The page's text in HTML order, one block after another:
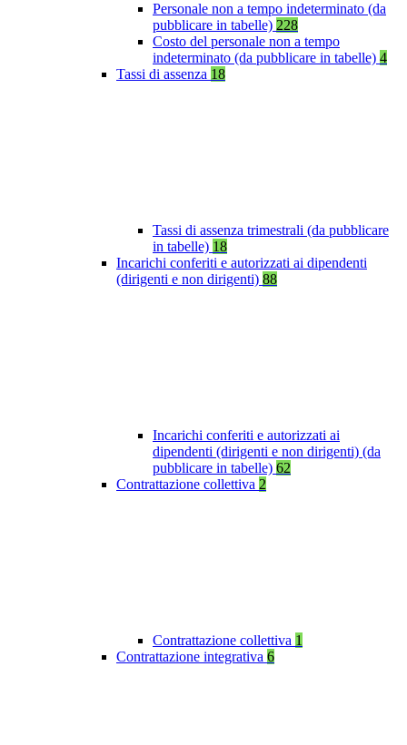
Personale non a tempo indeterminato (da
pubblicare in tabelle) 228
Costo del personale non a tempo
indeterminato (da pubblicare in tabelle) 4
Tassi di assenza 18
Tassi di assenza trimestrali (da pubblicare
in tabelle) 18
Incarichi conferiti e autorizzati ai dipendenti
(dirigenti e non dirigenti) 88
Incarichi conferiti e autorizzati ai
dipendenti (dirigenti e non dirigenti) (da
pubblicare in tabelle) 62
Contrattazione collettiva 2
Contrattazione collettiva 1
Contrattazione integrativa 6